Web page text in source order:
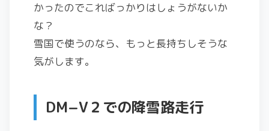
かったのでこればっかりはしょうがないか
な？
雪国で使うのなら、もっと長持ちしそうな
気がします。
DM−V２での降雪路走行